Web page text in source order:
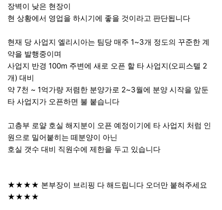
장벽이 낮은 현장이
현 상황에서 영업을 하시기에 좋을 것이라고 판단됩니다
현재 당 사업지 엘리시아는 팀당 매주 1~3개 정도의 꾸준한 계
약을 발행중이며
사업지 반경 100m 주변에 새로 오픈 할 타 사업지(오피스텔 2
개) 대비
약 7천 ~ 1억가량 저렴한 분양가로 2~3월에 분양 시작을 앞둔
타 사업지가 오픈하면 불 붙습니다
고층부 로얄 호실 해지분이 오픈 예정이기에 타 사업지 처럼 인
원으로 밀어붙히는 떼분양이 아닌
호실 갯수 대비 직원수에 제한을 두고 있습니다
★★★★ 본부장이 브리핑 다 해드립니다 오더만 붙혀주세요
★★★★